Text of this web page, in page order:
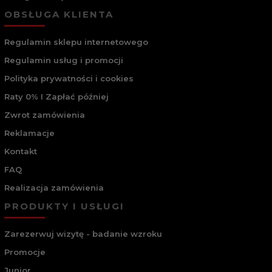
na okrągłe modele, czyli tzw. lenonki. Ich popularność nie
słabnie od kilku sezonów. Klientom o takich zainteresowaniach
delikatnym, by nie zdominowały całej oprawki, ale jednocześnie
na tyle wyrazistym i oryginalnym, by zaoferować wyjątkowe
okulary do codziennego użycia.
Emporio Armani
wskazywał również na inspiracje naturą oraz włoską tradycją.
To być może właśnie one zadecydowały o jego ogromnym
przywiązaniu do świata sportu, z którym Armani wielokrotnie
współpracował. Ostatnio mogliśmy zobaczyć jego stroje
reprezentacji Włoch w finale Euro 2020. Kolekcja Emporio
mniej oficjalnym stylu, niewątpliwie wykorzystuje lekcje
wyniesione z pracy nad sportowymi kreacjami. Wysoki komfort
noszenia oraz jakość wykonania
oprawek korekcyjnych
Emporio Armani
sprawiają, że doskonale sprawdzą się one w
życiu codziennym nawet najbardziej aktywnych klientów –
OBSŁUGA KLIENTA
Regulamin sklepu internetowego
Regulamin usług i promocji
Polityka prywatności i cookies
Raty 0% I Zapłać później
Zwrot zamówienia
Reklamacje
Kontakt
FAQ
Realizacja zamówienia
PRODUKTY I USŁUGI
Zarezerwuj wizytę - badanie wzroku
Promocje